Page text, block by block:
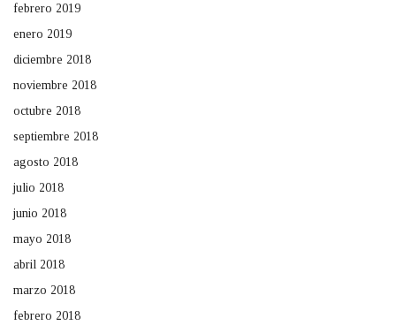
febrero 2019
enero 2019
diciembre 2018
noviembre 2018
octubre 2018
septiembre 2018
agosto 2018
julio 2018
junio 2018
mayo 2018
abril 2018
marzo 2018
febrero 2018